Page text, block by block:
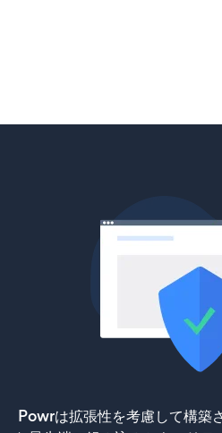
Powrは拡張性を考慮して構築